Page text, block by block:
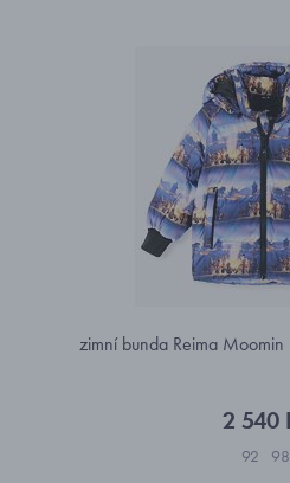
zimní bunda Reima
2 540
92 98